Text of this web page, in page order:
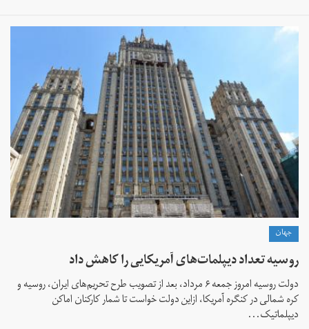
جهان
روسیه تعداد دیپلمات‌های آمریکایی را کاهش داد
دولت روسیه امروز جمعه ۶ مرداد، بعد از تصویب طرح تحریم‌های ایران، روسیه و
کره شمالی در کنگره آمریکا، ازاین دولت خواست تا شمار کارکنان اماکن
دیپلماتیک...